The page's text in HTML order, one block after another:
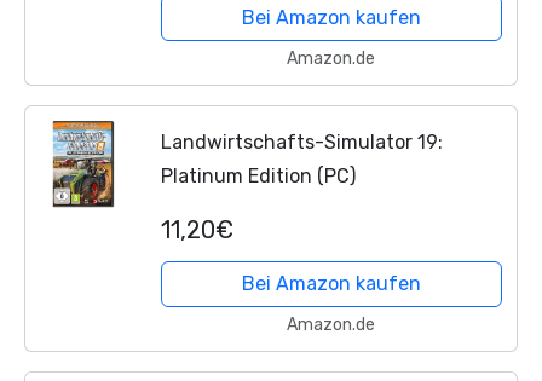
Bei Amazon kaufen
Amazon.de
Landwirtschafts-Simulator 19:
Platinum Edition (PC)
11,20€
Bei Amazon kaufen
Amazon.de